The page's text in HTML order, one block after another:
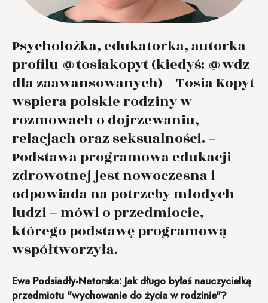
Psycholożka, edukatorka, autorka
profilu @tosiakopyt (kiedyś: @wdz
dla zaawansowanych) – Tosia Kopyt
wspiera polskie rodziny w
rozmowach o dojrzewaniu,
relacjach oraz seksualności. –
Podstawa programowa edukacji
zdrowotnej jest nowoczesna i
odpowiada na potrzeby młodych
ludzi – mówi o przedmiocie,
którego podstawę programową
współtworzyła.
Ewa Podsiadły-Natorska: Jak długo byłaś nauczycielką
przedmiotu "wychowanie do życia w rodzinie"?